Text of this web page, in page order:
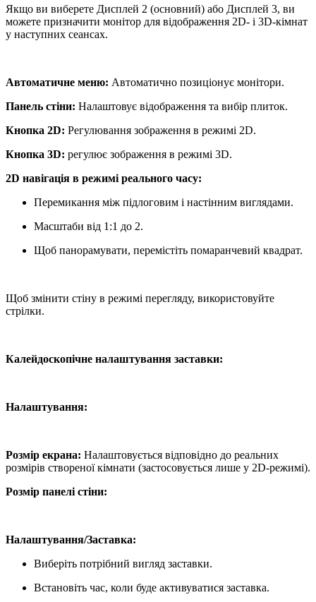
Якщо ви виберете Дисплей 2 (основний) або Дисплей 3, ви
можете призначити монітор для відображення 2D- і 3D-кімнат
у наступних сеансах.
Автоматичне меню: Автоматично позиціонує монітори.
Панель стіни: Налаштовує відображення та вибір плиток.
Кнопка 2D: Регулювання зображення в режимі 2D.
Кнопка 3D: регулює зображення в режимі 3D.
2D навігація в режимі реального часу:
Перемикання між підлоговим і настінним виглядами.
Масштаби від 1:1 до 2.
Щоб панорамувати, перемістіть помаранчевий квадрат.
Щоб змінити стіну в режимі перегляду, використовуйте
стрілки.
Калейдоскопічне налаштування заставки:
Налаштування:
Розмір екрана: Налаштовується відповідно до реальних
розмірів створеної кімнати (застосовується лише у 2D-режимі).
Розмір панелі стіни:
Налаштування/Заставка:
Виберіть потрібний вигляд заставки.
Встановіть час, коли буде активуватися заставка.